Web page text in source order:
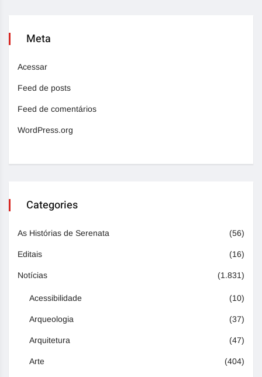
Meta
Acessar
Feed de posts
Feed de comentários
WordPress.org
Categories
As Histórias de Serenata (56)
Editais (16)
Notícias (1.831)
Acessibilidade (10)
Arqueologia (37)
Arquitetura (47)
Arte (404)